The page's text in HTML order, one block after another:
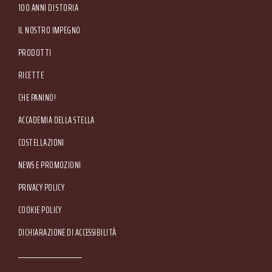
Tel. +39 045.80.97.511 - Fax +39 045.55.15.89
100 ANNI DI STORIA
IL NOSTRO IMPEGNO
PRODOTTI
RICETTE
CHE PANINO!
ACCADEMIA DELLA STELLA
COSTELLAZIONI
NEWS E PROMOZIONI
Footer Service Menu
PRIVACY POLICY
COOKIE POLICY
DICHIARAZIONE DI ACCESSIBILITÀ